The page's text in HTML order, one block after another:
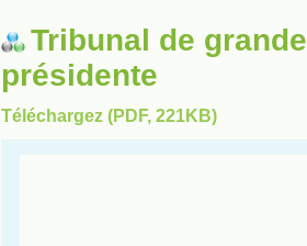
Tribunal de
présidente
Téléchargez (PDF, 221KB)